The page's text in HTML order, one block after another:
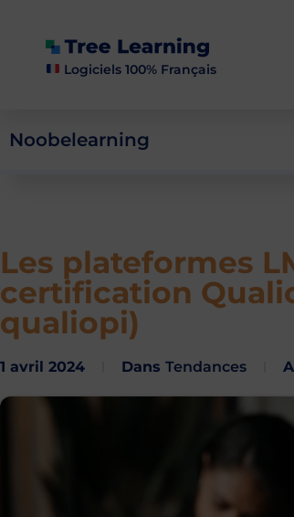
Logiciels 100% Français
Noobelearning
Les plateformes
certification
qualiopi)
1 avril 2024 Dans Tendances